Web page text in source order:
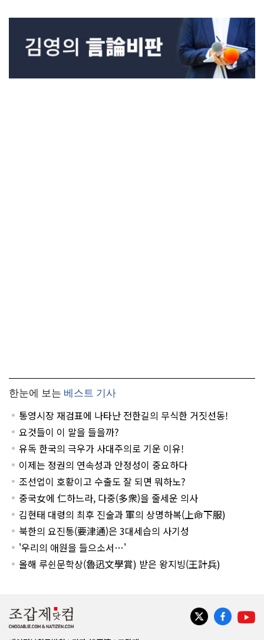
한눈에 보는 베스트 기사
통영시장 재검표에 나타난 전한길의 무식한 거짓선동!
요것들이 이 말을 들을까?
유독 한국의 극우가 사대주의로 기운 이유!
이제는 정권의 연속성과 안정성이 중요하다
조선업이 호황이고 수출도 잘 되면 뭐하노?
중국女에 仁하느라, 다중(多衆)을 줄세운 의사
김현태 대령의 최후 진술과 軍의 상명하복(上命下服)
북한의 요진통(要津通)은 3대세습의 사기성
'우리의 애원을 들으소서…'
올해 루쉰문학상(魯迅文學賞) 받은 왕지빙(王計兵)